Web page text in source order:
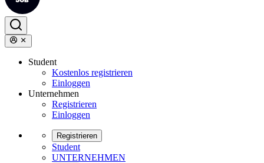
Student
Kostenlos registrieren
Einloggen
Unternehmen
Registrieren
Einloggen
Registrieren
Student
UNTERNEHMEN